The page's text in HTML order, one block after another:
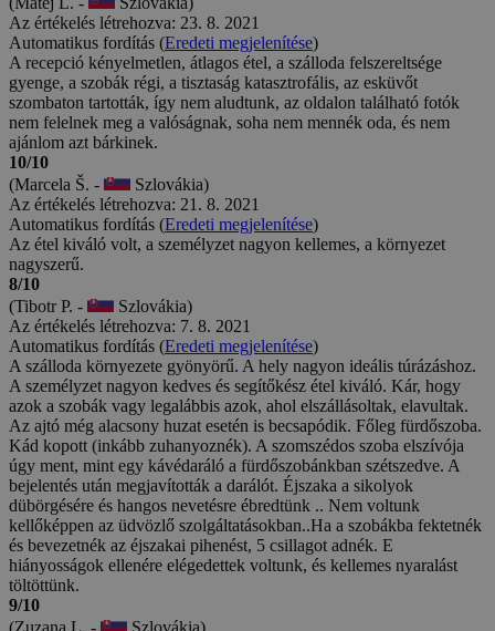
Az értékelés létrehozva: 23. 8. 2021
Automatikus fordítás (Eredeti megjelenítése)
A recepció kényelmetlen, átlagos étel, a szálloda felszereltsége
gyenge, a szobák régi, a tisztaság katasztrofális, az esküvőt
szombaton tartották, így nem aludtunk, az oldalon található fotók
nem felelnek meg a valóságnak, soha nem mennék oda, és nem
ajánlom azt bárkinek.
10/10
(Marcela Š. -
Szlovákia)
Az értékelés létrehozva: 21. 8. 2021
Automatikus fordítás (Eredeti megjelenítése)
Az étel kiváló volt, a személyzet nagyon kellemes, a környezet
nagyszerű.
8/10
(Tibotr P. -
Szlovákia)
Az értékelés létrehozva: 7. 8. 2021
Automatikus fordítás (Eredeti megjelenítése)
A szálloda környezete gyönyörű. A hely nagyon ideális túrázáshoz.
A személyzet nagyon kedves és segítőkész étel kiváló. Kár, hogy
azok a szobák vagy legalábbis azok, ahol elszállásoltak, elavultak.
Az ajtó még alacsony huzat esetén is becsapódik. Főleg fürdőszoba.
Kád kopott (inkább zuhanyoznék). A szomszédos szoba elszívója
úgy ment, mint egy kávédaráló a fürdőszobánkban szétszedve. A
bejelentés után megjavították a darálót. Éjszaka a sikolyok
dübörgésére és hangos nevetésre ébredtünk .. Nem voltunk
kellőképpen az üdvözlő szolgáltatásokban..Ha a szobákba fektetnék
és bevezetnék az éjszakai pihenést, 5 csillagot adnék. E
hiányosságok ellenére elégedettek voltunk, és kellemes nyaralást
töltöttünk.
9/10
(Zuzana L. -
Szlovákia)